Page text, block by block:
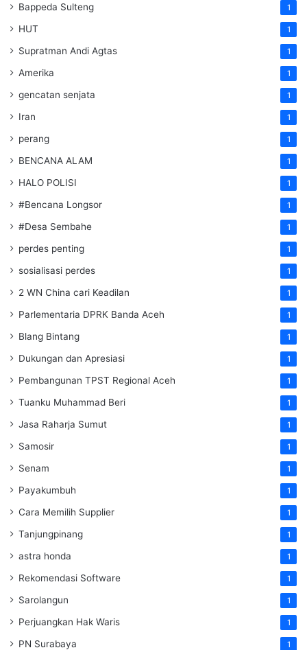
Bappeda Sulteng 1
HUT 1
Supratman Andi Agtas 1
Amerika 1
gencatan senjata 1
Iran 1
perang 1
BENCANA ALAM 1
HALO POLISI 1
#Bencana Longsor 1
#Desa Sembahe 1
perdes penting 1
sosialisasi perdes 1
2 WN China cari Keadilan 1
Parlementaria DPRK Banda Aceh 1
Blang Bintang 1
Dukungan dan Apresiasi 1
Pembangunan TPST Regional Aceh 1
Tuanku Muhammad Beri 1
Jasa Raharja Sumut 1
Samosir 1
Senam 1
Payakumbuh 1
Cara Memilih Supplier 1
Tanjungpinang 1
astra honda 1
Rekomendasi Software 1
Sarolangun 1
Perjuangkan Hak Waris 1
PN Surabaya 1